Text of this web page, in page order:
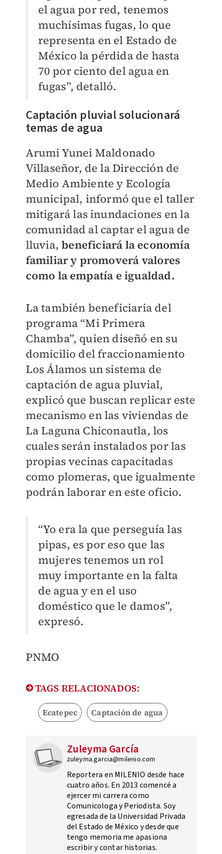
el agua por red, tenemos
muchísimas fugas, lo que
representa en el Estado de
México la pérdida de hasta
70 por ciento del agua en
fugas”, detalló.
Captación pluvial solucionará
temas de agua
Arumi Yunei Maldonado
Villaseñor, de la Dirección de
Medio Ambiente y Ecología
municipal, informó que el taller
mitigará las inundaciones en la
comunidad al captar el agua de
lluvia,beneficiará la economía
familiar y promoverá valores
como la empatía e igualdad.
La también beneficiaria del
programa “Mi Primera
Chamba”, quien diseñó en su
domicilio del fraccionamiento
Los Álamos un sistema de
captación de agua pluvial,
explicó que buscan replicar este
mecanismo en las viviendas de
La Laguna Chiconautla, los
cuales serán instalados por las
propias vecinas capacitadas
como plomeras, que igualmente
podrán laborar en este oficio.
“Yo era la que perseguía las
pipas, es por eso que las
mujeres tenemos un rol
muy importante en la falta
de agua y en el uso
doméstico que le damos”,
expresó.
PNMO
TAGS RELACIONADOS:
Ecatepec Captación de agua
Zuleyma García
zuleyma.garcia@milenio.com
Reportera en MILENIO desde hace
cuatro años. En 2013 comencé a
ejercer mi carrera como
Comunicologa y Periodista. Soy
egresada de la Universidad Privada
del Estado de México y desde que
tengo memoria me apasiona
escribir y contar historias.